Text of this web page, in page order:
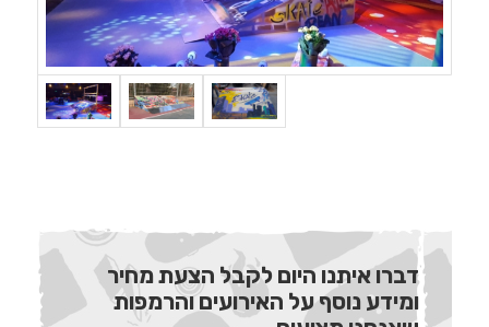
דברו איתנו היום לקבל הצעת מחיר
ומידע נוסף על האירועים והרמפות